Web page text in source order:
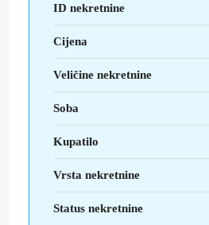
ID nekretnine
Cijena
Veličine nekretnine
Soba
Kupatilo
Vrsta nekretnine
Status nekretnine